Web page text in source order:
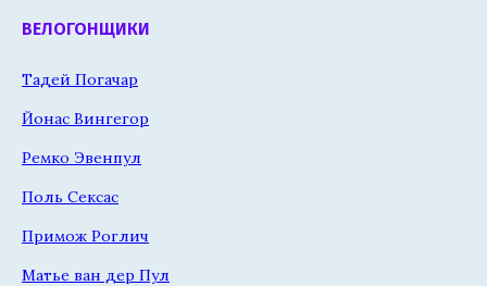
ВЕЛОГОНЩИКИ
Тадей Погачар
Йонас Вингегор
Ремко Эвенпул
Поль Сексас
Примож Роглич
Матье ван дер Пул